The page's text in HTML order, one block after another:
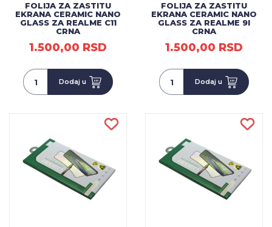
FOLIJA ZA ZASTITU
EKRANA CERAMIC NANO
GLASS ZA REALME C11
CRNA
1.500,00 RSD
Dodaj u
FOLIJA ZA ZASTITU
EKRANA CERAMIC NANO
GLASS ZA REALME 9I
CRNA
1.500,00 RSD
Dodaj u